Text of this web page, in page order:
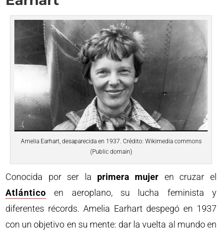
Amelia Earhart, desaparecida en 1937. Crédito: Wikimedia commons
(Public domain)
Conocida por ser la primera mujer en cruzar el
Atlántico en aeroplano, su lucha feminista y
diferentes récords. Amelia Earhart despegó en 1937
con un objetivo en su mente: dar la vuelta al mundo en